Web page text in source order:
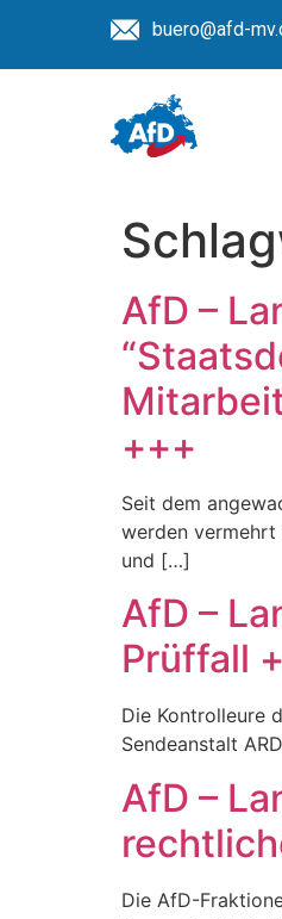
buero@afd-
AfD –
+++
Seit dem
werden vermehrt
und […]
AfD –
Prüffall
Die Kontrolleure
Sendeanstalt
AfD –
Die AfD-